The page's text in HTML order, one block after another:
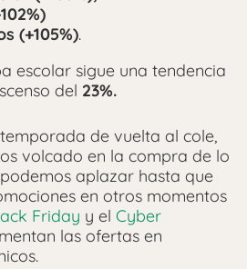
(+105%).
escolar sigue una tendencia
del 23%.
de vuelta al cole,
volcado en la compra de lo
aplazar hasta que
en otros momentos
Friday y el Cyber
las ofertas en